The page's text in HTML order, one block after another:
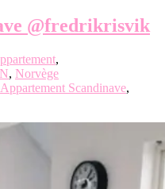
@fredrikrisvik
,
, Norvège
Appartement Scandinave,